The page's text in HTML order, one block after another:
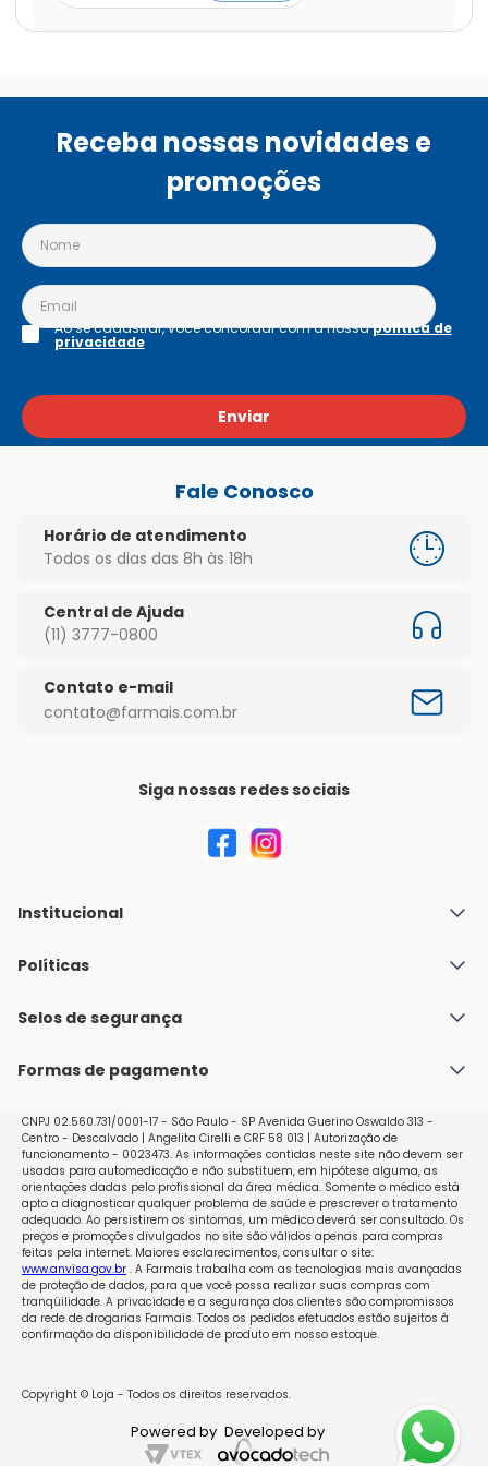
Receba nossas novidades e
promoções
Enviar
Ao se cadastrar, você concordar com a nossapolítica de
privacidade
Fale Conosco
Horário de atendimento
Todos os dias das 8h às 18h
Central de Ajuda
(11) 3777-0800
Contato e-mail
contato@farmais.com.br
Siga nossas redes sociais
Institucional
Quem Somos
Nossas lojas
Políticas
Política de Envio
Políticas de Trocas e Devoluções
Selos de segurança
Formas de pagamento
CNPJ 02.560.731/0001-17 - São Paulo - SP Avenida Guerino Oswaldo 313 -
Centro - Descalvado | Angelita Cirelli e CRF 58 013 | Autorização de
funcionamento - 0023473. As informações contidas neste site não devem ser
usadas para automedicação e não substituem, em hipótese alguma, as
orientações dadas pelo profissional da área médica. Somente o médico está
apto a diagnosticar qualquer problema de saúde e prescrever o tratamento
adequado. Ao persistirem os sintomas, um médico deverá ser consultado. Os
preços e promoções divulgados no site são válidos apenas para compras
feitas pela internet. Maiores esclarecimentos, consultar o site:
www.anvisa.gov.br. A Farmais trabalha com as tecnologias mais avançadas
de proteção de dados, para que você possa realizar suas compras com
tranqüilidade. A privacidade e a segurança dos clientes são compromissos
da rede de drogarias Farmais. Todos os pedidos efetuados estão sujeitos à
confirmação da disponibilidade de produto em nosso estoque.
Copyright © Loja - Todos os direitos reservados.
Powered by Developed by